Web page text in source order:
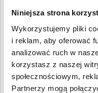
Niniejsza strona
Wykorzystujemy pliki
i reklam, aby oferować
analizować ruch w
korzystasz z naszej
społecznościowym,
Partnerzy mogą
Świdnica, Dolnośląskie
GREEN HOME
SPÓŁKA Z
OGRANICZONĄ
ODPOWIEDZIALNOŚCIĄ
Sandra Białka
Oborniki Śląskie,
Dolnośląskie